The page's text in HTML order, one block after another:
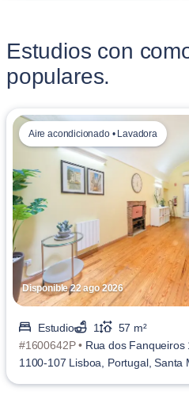
Estudios con
populares.
Disponible 22 ago 2026
Aire acondicionado • Lavadora
Estudio 1
57 m²
#1600642P • Rua dos Fanqueiros
1100-107 Lisboa, Portugal, Santa